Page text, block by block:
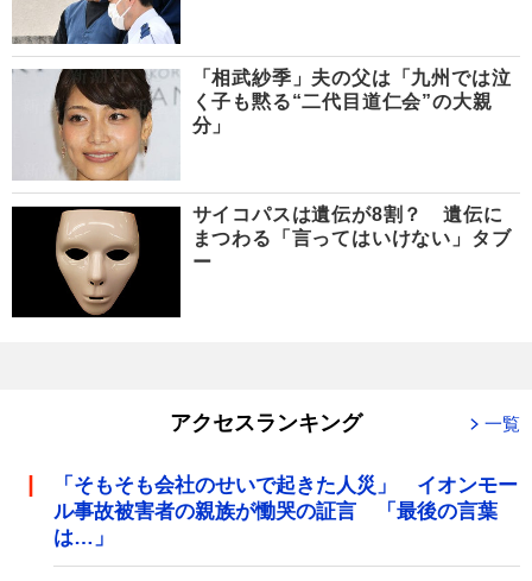
「相武紗季」夫の父は「九州では泣
く子も黙る“二代目道仁会”の大親
分」
サイコパスは遺伝が8割？ 遺伝に
まつわる「言ってはいけない」タブ
ー
アクセスランキング 一覧
「そもそも会社のせいで起きた人災」 イオンモー
ル事故被害者の親族が慟哭の証言 「最後の言葉
は…」